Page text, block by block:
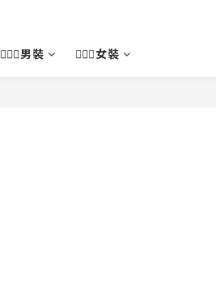
💁🏻‍♂️男裝 💁🏻‍♀️女裝